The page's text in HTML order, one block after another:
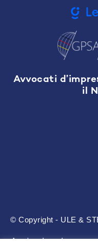
Avvocati
il
© Copyright - ULE &
Avviso legale